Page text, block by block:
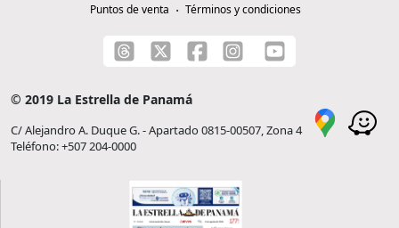
Puntos de venta
Términos y condiciones
© 2019 La Estrella de Panamá
C/ Alejandro A. Duque G. - Apartado 0815-00507, Zona 4
Teléfono: +507 204-0000